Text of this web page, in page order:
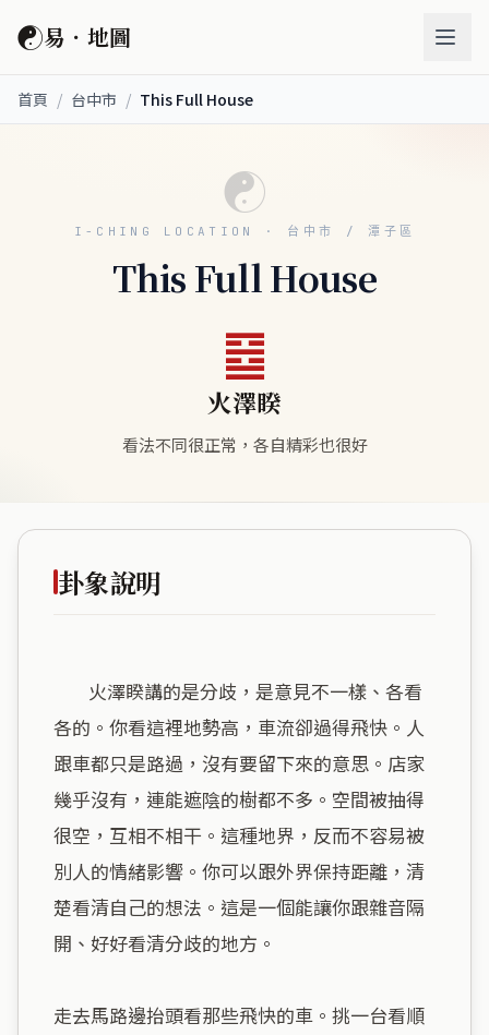
☯易．地圖
首頁 / 台中市 / This Full House
☯
I-CHING LOCATION · 台中市 / 潭子區
This Full House
䷥
火澤睽
看法不同很正常，各自精彩也很好
卦象說明
各的。你看這裡地勢高，車流卻過得飛快。人
跟車都只是路過，沒有要留下來的意思。店家
幾乎沒有，連能遮陰的樹都不多。空間被抽得
很空，互相不相干。這種地界，反而不容易被
別人的情緒影響。你可以跟外界保持距離，清
楚看清自己的想法。這是一個能讓你跟雜音隔
開、好好看清分歧的地方。
走去馬路邊抬頭看那些飛快的車。挑一台看順